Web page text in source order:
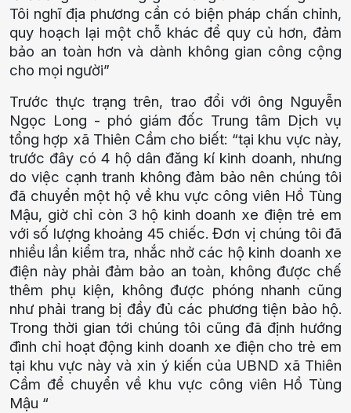
Tôi nghĩ địa phương cần có biện pháp chấn chỉnh,
quy hoạch lại một chỗ khác để quy củ hơn, đảm
bảo an toàn hơn và dành không gian công cộng
cho mọi người”
Trước thực trạng trên, trao đổi với ông Nguyễn
Ngọc Long - phó giám đốc Trung tâm Dịch vụ
tổng hợp xã Thiên Cầm cho biết: “tại khu vực này,
trước đây có 4 hộ dân đăng kí kinh doanh, nhưng
do việc cạnh tranh không đảm bảo nên chúng tôi
đã chuyển một hộ về khu vực công viên Hồ Tùng
Mậu, giờ chỉ còn 3 hộ kinh doanh xe điện trẻ em
với số lượng khoảng 45 chiếc. Đơn vị chúng tôi đã
nhiều lần kiểm tra, nhắc nhở các hộ kinh doanh xe
điện này phải đảm bảo an toàn, không được chế
thêm phụ kiện, không được phóng nhanh cũng
như phải trang bị đầy đủ các phương tiện bảo hộ.
Trong thời gian tới chúng tôi cũng đã định hướng
đình chỉ hoạt động kinh doanh xe điện cho trẻ em
tại khu vực này và xin ý kiến của UBND xã Thiên
Cầm để chuyển về khu vực công viên Hồ Tùng
Mậu “